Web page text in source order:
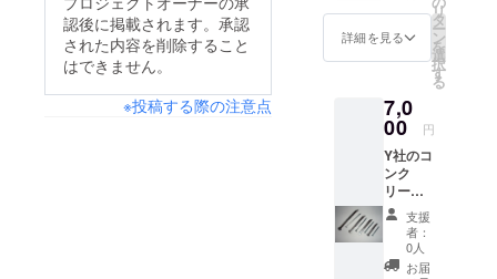
認後に掲載されます。承認
された内容を削除すること
はできません。
※投稿する際の注意点
品を出
す予定
※イメー
内の元
釘は付
属して
ません
のでご
了承く
ださい
ラッ
ク)、
3(アメ
ジス
4(レッ
ド)、5
号(シャ
ンパン)
、6号
(ダーク
ブ
ルー)、
7号(ミ
ントグ
詳細を見る
リ
タ
ー
ン
を
選
択
す
る
7,0
00 円
Y社のコ
ンク
リート
釘で作
られた
ミニ
チュア
支援
者：
0人
お届